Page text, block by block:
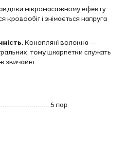
мікромасажному ефекту
і знімається напруга
Конопляні волокна —
тому шкарпетки служать
звичайні.
5 пар